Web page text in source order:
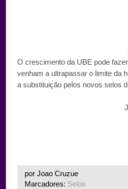
O crescimento da UBE pode
venham a ultrapassar o limite da
a substituição pelos novos selos
por Joao Cruzue
Marcadores: Selos